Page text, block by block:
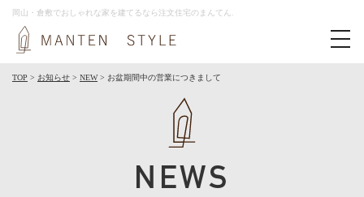
岡山・倉敷でおしゃれな家を建てるなら注文住宅のまんてん.
TOP > お知らせ > NEW> お盆期間中の営業につきまして
NEWS